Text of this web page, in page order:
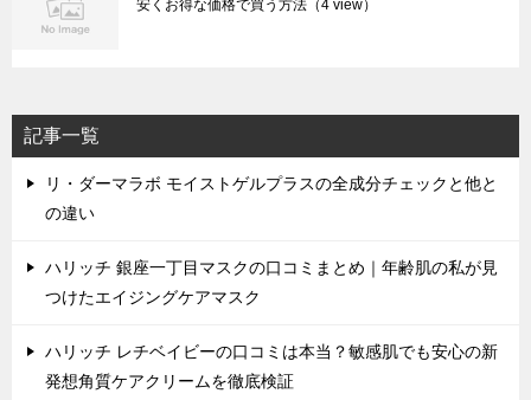
安くお得な価格で買う方法 （4 view）
記事一覧
リ・ダーマラボ モイストゲルプラスの全成分チェックと他と
の違い
ハリッチ 銀座一丁目マスクの口コミまとめ｜年齢肌の私が見
つけたエイジングケアマスク
ハリッチ レチベイビーの口コミは本当？敏感肌でも安心の新
発想角質ケアクリームを徹底検証